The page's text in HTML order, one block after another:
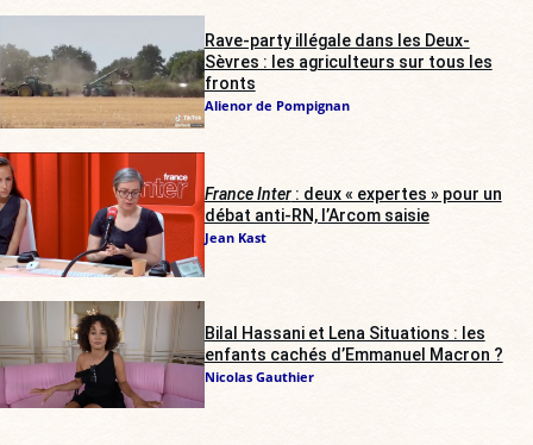
Rave-party illégale dans les Deux-
Sèvres : les agriculteurs sur tous les
fronts
Alienor de Pompignan
France Inter: deux « expertes » pour un
débat anti-RN, l’Arcom saisie
Jean Kast
Bilal Hassani et Lena Situations : les
enfants cachés d’Emmanuel Macron ?
Nicolas Gauthier